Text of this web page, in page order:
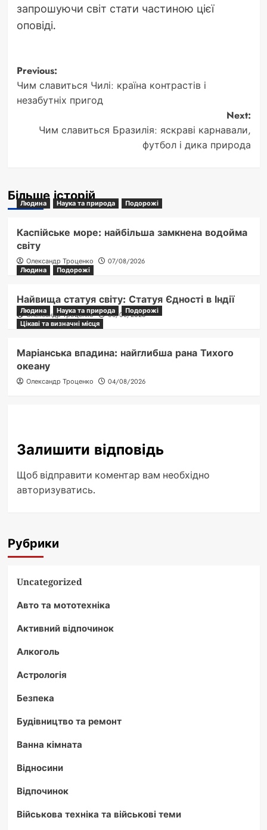
запрошуючи світ стати частиною цієї
оповіді.
Post
navigation
Previous:
Чим славиться Чилі: країна контрастів і
незабутніх пригод
Next:
Чим славиться Бразилія: яскраві карнавали,
футбол і дика природа
Більше історій
Людина Наука та природа Подорожі
Каспійське море: найбільша замкнена водойма
світу
Олександр Троценко
07/08/2026
Людина
Подорожі
Найвища статуя світу: Статуя Єдності в Індії
Олександр Троценко 06/08/2026
Людина Наука та природа
Подорожі
Цікаві та визначні місця
Маріанська впадина: найглибша рана Тихого
океану
Олександр Троценко 04/08/2026
Залишити відповідь
Щоб відправити коментар вам необхідно
авторизуватись.
Рубрики
Uncategorized
Авто та мототехніка
Активний відпочинок
Алкоголь
Астрологія
Безпека
Будівництво та ремонт
Ванна кімната
Відносини
Відпочинок
Військова техніка та військові теми